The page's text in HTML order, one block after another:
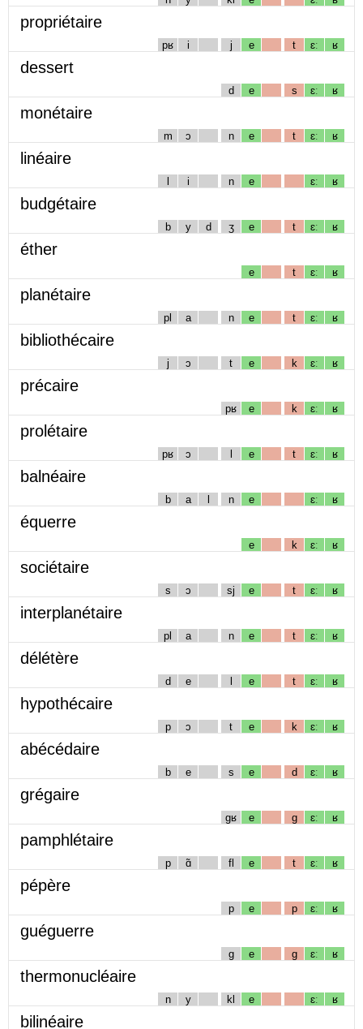
propriétaire
pʁ i j e t ɛː ʁ
dessert
d e s ɛː ʁ
monétaire
m ɔ n e t ɛː ʁ
linéaire
l i n e ɛː ʁ
budgétaire
b y d ʒ e t ɛː ʁ
éther
e t ɛː ʁ
planétaire
pl a n e t ɛː ʁ
bibliothécaire
j ɔ t e k ɛː ʁ
précaire
pʁ e k ɛː ʁ
prolétaire
pʁ ɔ l e t ɛː ʁ
balnéaire
b a l n e ɛː ʁ
équerre
e k ɛː ʁ
sociétaire
s ɔ sj e t ɛː ʁ
interplanétaire
pl a n e t ɛː ʁ
délétère
d e l e t ɛː ʁ
hypothécaire
p ɔ t e k ɛː ʁ
abécédaire
b e s e d ɛː ʁ
grégaire
gʁ e g ɛː ʁ
pamphlétaire
p ɑ̃ fl e t ɛː ʁ
pépère
p e p ɛː ʁ
guéguerre
g e g ɛː ʁ
thermonucléaire
n y kl e ɛː ʁ
bilinéaire